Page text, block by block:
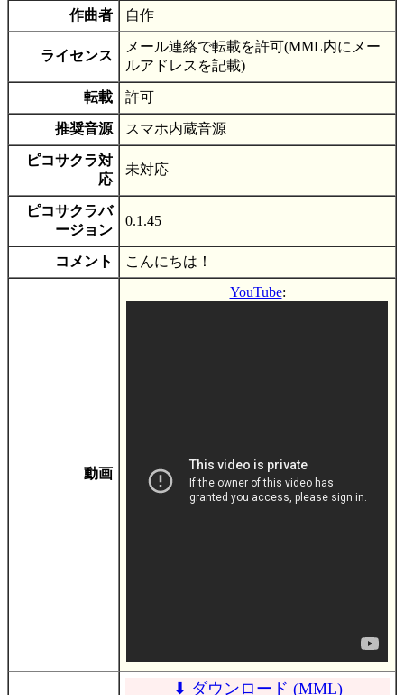
作曲者 自作
ライセンス
メール連絡で転載を許可(MML内にメー
ルアドレスを記載)
転載 許可
推奨音源 スマホ内蔵音源
ピコサクラ対
応
未対応
ピコサクラバ
ージョン
0.1.45
コメント こんにちは！
動画
YouTube:
⬇ ダウンロード (MML)